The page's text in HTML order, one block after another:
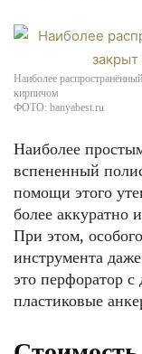
Наиболее
кирпичом
ФОТО: banyabest.ru
Наиболее
вспененный
помощи этого
более аккуратно
При этом,
инструмента
это перфоратор
пластиковые